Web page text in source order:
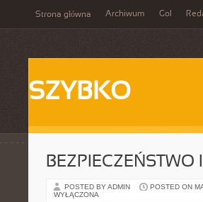
Strona główna Archiwum Gol
SZYBKO
BEZPIECZEŃSTWO
POSTED BY ADMIN POSTED ON
WYŁĄCZONA